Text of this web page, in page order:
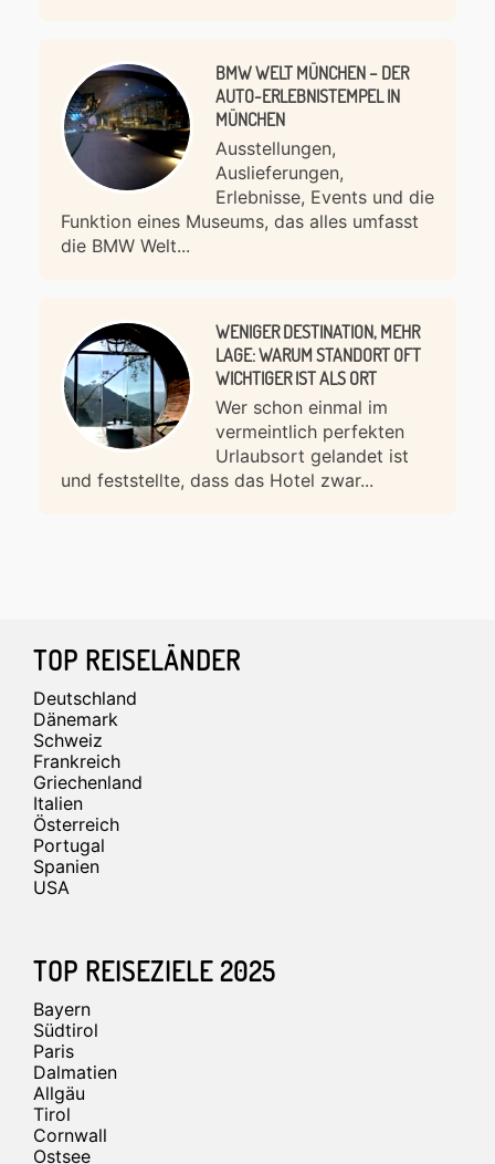
BMW WELT MÜNCHEN – DER
AUTO-ERLEBNISTEMPEL IN
MÜNCHEN
Ausstellungen,
Auslieferungen,
Erlebnisse, Events und die
Funktion eines Museums, das alles umfasst
die BMW Welt...
WENIGER DESTINATION, MEHR
LAGE: WARUM STANDORT OFT
WICHTIGER IST ALS ORT
Wer schon einmal im
vermeintlich perfekten
Urlaubsort gelandet ist
und feststellte, dass das Hotel zwar...
Footer
TOP REISELÄNDER
Deutschland
Dänemark
Schweiz
Frankreich
Griechenland
Italien
Österreich
Portugal
Spanien
USA
TOP REISEZIELE 2025
Bayern
Südtirol
Paris
Dalmatien
Allgäu
Tirol
Cornwall
Ostsee